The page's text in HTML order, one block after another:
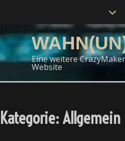
Eine weitere
Website
Kategorie:Allgemein